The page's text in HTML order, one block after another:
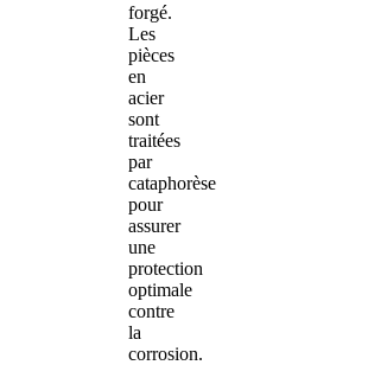
forgé.
Les
pièces
en
acier
sont
traitées
par
cataphorèse
pour
assurer
une
protection
optimale
contre
la
corrosion.